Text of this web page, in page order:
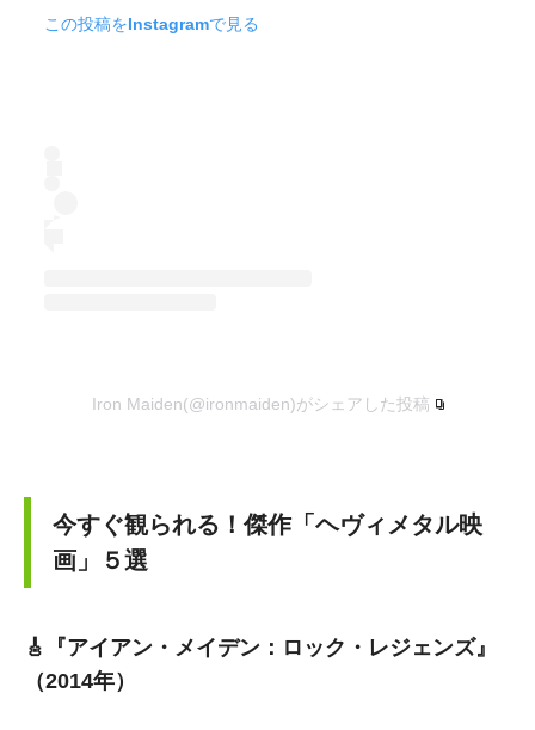
この投稿をInstagramで見る
Iron Maiden(@ironmaiden)がシェアした投稿
今すぐ観られる！傑作「ヘヴィメタル映
画」５選
🎸『アイアン・メイデン：ロック・レジェンズ』
（2014年）